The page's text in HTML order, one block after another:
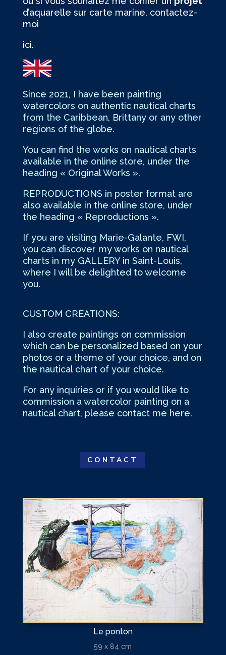
d’aquarelle sur carte marine, contactez-
moi
ici.
Since 2021, I have been painting
watercolors on authentic nautical charts
from the Caribbean, Brittany or any other
regions of the globe.
You can find the works on nautical charts
available in the online store, under the
heading « Original Works ».
REPRODUCTIONS in poster format are
also available in the online store, under
the heading « Reproductions ».
If you are visiting Marie-Galante, FWI,
you can discover my works on nautical
charts in my GALLERY in Saint-Louis,
where I will be delighted to welcome
you.
CUSTOM CREATIONS:
I also create paintings on commission
which can be personalized based on your
photos or a theme of your choice, and on
the nautical chart of your choice.
For any inquiries or if you would like to
commission a watercolor painting on a
nautical chart, please contact me here.
CONTACT
Le ponton
59 x 84 cm